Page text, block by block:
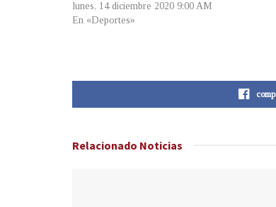
lunes, 14 diciembre 2020 9:00 AM
En «Deportes»
Relacionado Noticias